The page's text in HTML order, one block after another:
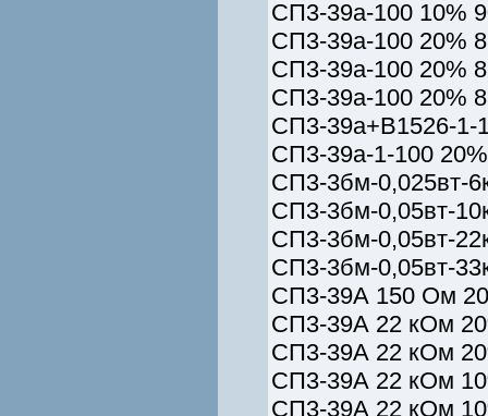
СП3-39а-100 10%
СП3-39а-100 20%
СП3-39а-100 20%
СП3-39а-100 20%
СП3-39а+B1526-1-
СП3-39а-1-100
СП3-3бм-0,025вт-
СП3-3бм-0,05вт-
СП3-3бм-0,05вт-
СП3-3бм-0,05вт-
СП3-39А 150 Ом
СП3-39А 22 кОм
СП3-39А 22 кОм
СП3-39А 22 кОм
СП3-39А 22 кОм